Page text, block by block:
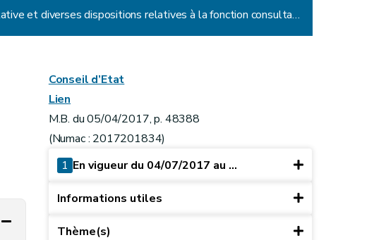
Décret modifiant le décret du 6 novembre 2008 portant rationalisation de la fonction consultative et diverses dispositions relatives à la fonction consultative
Conseil d’Etat
Lien
M.B. du 05/04/2017, p. 48388
(Numac : 2017201834)
1 En vigueur du 04/07/2017 au ...
Informations utiles
Thème(s)